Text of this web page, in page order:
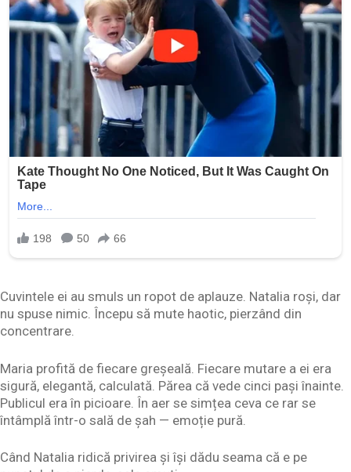
Cuvintele ei au smuls un ropot de aplauze. Natalia roși, dar
nu spuse nimic. Începu să mute haotic, pierzând din
concentrare.
Maria profită de fiecare greșeală. Fiecare mutare a ei era
sigură, elegantă, calculată. Părea că vede cinci pași înainte.
Publicul era în picioare. În aer se simțea ceva ce rar se
întâmplă într-o sală de șah — emoție pură.
Când Natalia ridică privirea și își dădu seama că e pe